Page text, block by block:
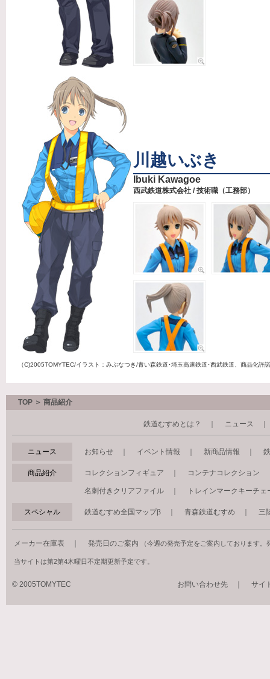
川越いぶき
Ibuki Kawagoe
西武鉄道株式会社 / 技術職（工務部）
（C)2005TOMYTEC/イラスト：みぶなつき/青い森鉄道･埼玉高速鉄道･西武鉄道、商品化許
TOP ＞ 商品紹介
鉄道むすめとは？ ニュース
ニュース お知らせ イベント情報 新商品情報
商品紹介 コレクションフィギュア コンテナコレクション
名刺付きクリアファイル トレインマークキーチェ
スペシャル 鉄道むすめ全国マップβ 青森鉄道むすめ 三
メーカー在庫表 発売日のご案内 （今週の発売予定をご案内しております
当サイトは第2第4木曜日不定期更新予定です。
© 2005TOMYTEC お問い合わせ先 サイ